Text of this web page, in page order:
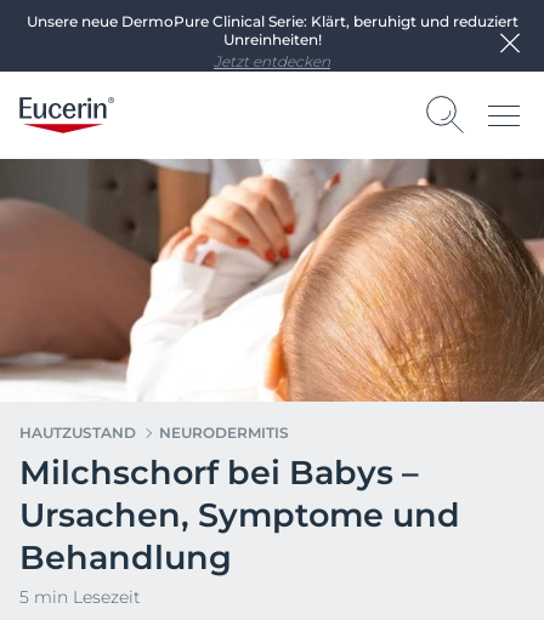
Unsere neue DermoPure Clinical Serie: Klärt, beruhigt und reduziert
Unreinheiten!
Jetzt entdecken
HAUTZUSTAND NEURODERMITIS
Milchschorf bei Babys –
Ursachen, Symptome und
Behandlung
5 min Lesezeit